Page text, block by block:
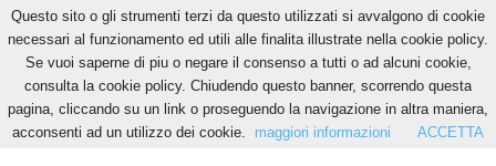
Home Tags Svezia
svezia
Questo sito o gli strumenti terzi da questo utilizzati si avvalgono di cookie
necessari al funzionamento ed utili alle finalita illustrate nella cookie policy.
Se vuoi saperne di piu o negare il consenso a tutti o ad alcuni cookie,
consulta la cookie policy. Chiudendo questo banner, scorrendo questa
pagina, cliccando su un link o proseguendo la navigazione in altra maniera,
acconsenti ad un utilizzo dei cookie.
maggiori informazioni ACCETTA